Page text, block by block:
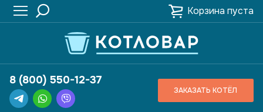
Корзина пуста
8 (800) 550-12-37
ЗАКАЗАТЬ КОТЁЛ